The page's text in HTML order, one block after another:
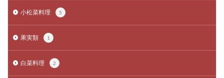
小松菜料理 5
果実類 1
白菜料理 2